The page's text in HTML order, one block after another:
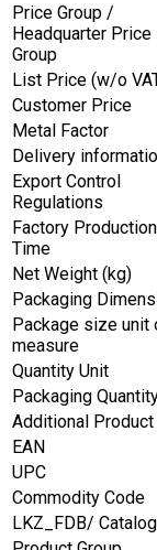
Price Group /
Headquarter Price
Group
List Price (w/o
Customer Price
Metal Factor
Delivery
Export Control
Regulations
Factory Production
Time
Net Weight (kg)
Packaging
Package size unit
measure
Quantity Unit
Packaging
Additional
EAN
UPC
Commodity Code
LKZ_FDB/